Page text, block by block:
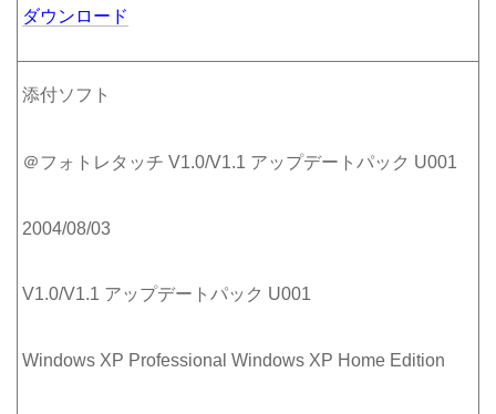
ダウンロード
添付ソフト
＠フォトレタッチ V1.0/V1.1 アップデートパック U001
2004/08/03
V1.0/V1.1 アップデートパック U001
Windows XP Professional Windows XP Home Edition